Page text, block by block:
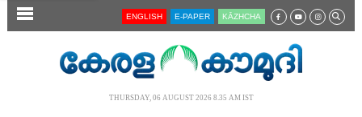
SECTIONS ENGLISH E-PAPER KĀZHCHA
THURSDAY, 06 AUGUST 2026 8.35 AM IST